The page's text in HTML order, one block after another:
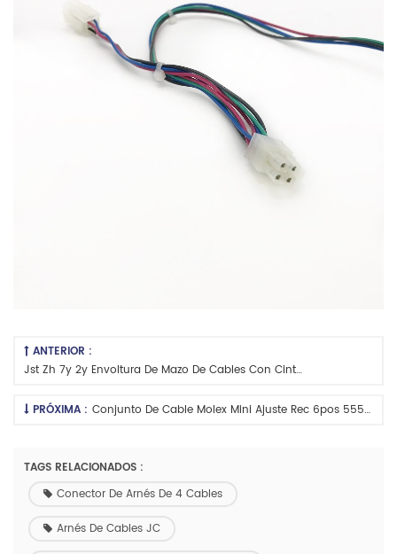
ANTERIOR :
Jst Zh 7y 2y Envoltura De Mazo De Cables Con Cinta De Ptfe
PRÓXIMA : Conjunto De Cable Molex Mini Ajuste Rec 6pos 555706rblack
TAGS RELACIONADOS :
Conector De Arnés De 4 Cables
Arnés De Cables JC